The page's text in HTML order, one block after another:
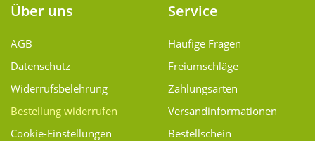
Über uns
AGB
Datenschutz
Widerrufsbelehrung
Bestellung widerrufen
Cookie-Einstellungen
Service
Häufige Fragen
Freiumschläge
Zahlungsarten
Versand­informationen
Bestellschein